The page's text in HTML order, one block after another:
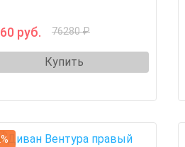
руб. 76280 ₽
Купить